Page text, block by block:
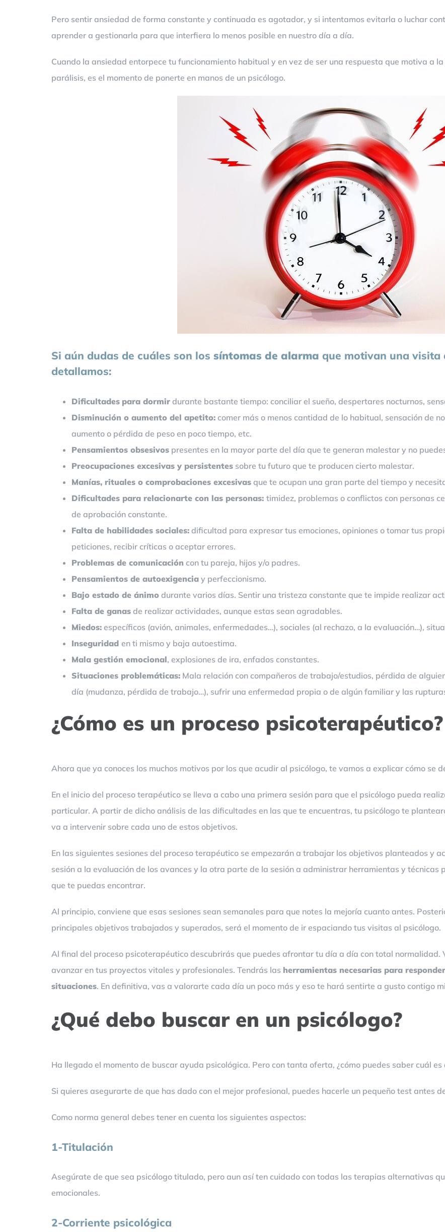
Pero sentir ansiedad de forma constante y continuada es agotador, y si intentamos evitarla o luchar
aprender a gestionarla para que interfiera lo menos posible en nuestro día a día.
Cuando la ansiedad entorpece tu funcionamiento habitual y en vez de ser una respuesta que motiva a
parálisis, es el momento de ponerte en manos de un psicólogo.
Si aún dudas de cuáles son los síntomas de alarma que motivan una visita
detallamos:
Dificultades para dormir durante bastante tiempo: conciliar el sueño, despertares nocturnos,
Disminución o aumento del apetito: comer más o menos cantidad de lo habitual, sensación de
aumento o pérdida de peso en poco tiempo, etc.
Pensamientos obsesivos presentes en la mayor parte del día que te generan malestar y no
Preocupaciones excesivas y persistentes sobre tu futuro que te producen cierto malestar.
Manías, rituales o comprobaciones excesivas que te ocupan una gran parte del tiempo y
Dificultades para relacionarte con las personas: timidez, problemas o conflictos con personas
de aprobación constante.
Falta de habilidades sociales: dificultad para expresar tus emociones, opiniones o tomar tus
peticiones, recibir críticas o aceptar errores.
Problemas de comunicación con tu pareja, hijos y/o padres.
Pensamientos de autoexigencia y perfeccionismo.
Bajo estado de ánimo durante varios días. Sentir una tristeza constante que te impide realizar
Falta de ganas de realizar actividades, aunque estas sean agradables.
Miedos: específicos (avión, animales, enfermedades…), sociales (al rechazo, a la evaluación…),
Inseguridad en ti mismo y baja autoestima.
Mala gestión emocional, explosiones de ira, enfados constantes.
Situaciones problemáticas: Mala relación con compañeros de trabajo/estudios, pérdida de
día (mudanza, pérdida de trabajo…), sufrir una enfermedad propia o de algún familiar y las
¿Cómo es un proceso psicoterapéutico?
Ahora que ya conoces los muchos motivos por los que acudir al psicólogo, te vamos a explicar cómo se
En el inicio del proceso terapéutico se lleva a cabo una primera sesión para que el psicólogo pueda
particular. A partir de dicho análisis de las dificultades en las que te encuentras, tu psicólogo te
va a intervenir sobre cada uno de estos objetivos.
En las siguientes sesiones del proceso terapéutico se empezarán a trabajar los objetivos planteados y
sesión a la evaluación de los avances y la otra parte de la sesión a administrar herramientas y
que te puedas encontrar.
Al principio, conviene que esas sesiones sean semanales para que notes la mejoría cuanto antes.
principales objetivos trabajados y superados, será el momento de ir espaciando tus visitas al psicólogo.
Al final del proceso psicoterapéutico descubrirás que puedes afrontar tu día a día con total normalidad.
avanzar en tus proyectos vitales y profesionales. Tendrás las herramientas necesarias para
situaciones. En definitiva, vas a valorarte cada día un poco más y eso te hará sentirte a gusto contigo
¿Qué debo buscar en un psicólogo?
Ha llegado el momento de buscar ayuda psicológica. Pero con tanta oferta, ¿cómo puedes saber cuál es
Si quieres asegurarte de que has dado con el mejor profesional, puedes hacerle un pequeño test antes
Como norma general debes tener en cuenta los siguientes aspectos:
1-Titulación
Asegúrate de que sea psicólogo titulado, pero aun así ten cuidado con todas las terapias alternativas
emocionales.
2-Corriente psicológica